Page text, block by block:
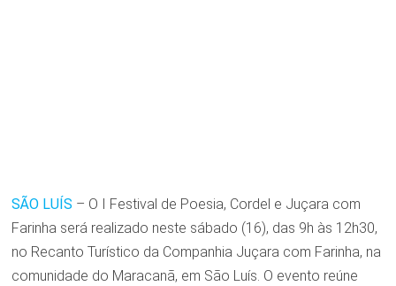
SÃO LUÍS – O I Festival de Poesia, Cordel e Juçara com
Farinha será realizado neste sábado (16), das 9h às 12h30,
no Recanto Turístico da Companhia Juçara com Farinha, na
comunidade do Maracanã, em São Luís. O evento reúne